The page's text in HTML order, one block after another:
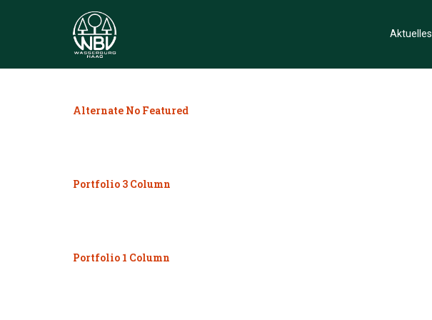
Aktuelles
Alternate No Featured
Portfolio 3 Column
Portfolio 1 Column